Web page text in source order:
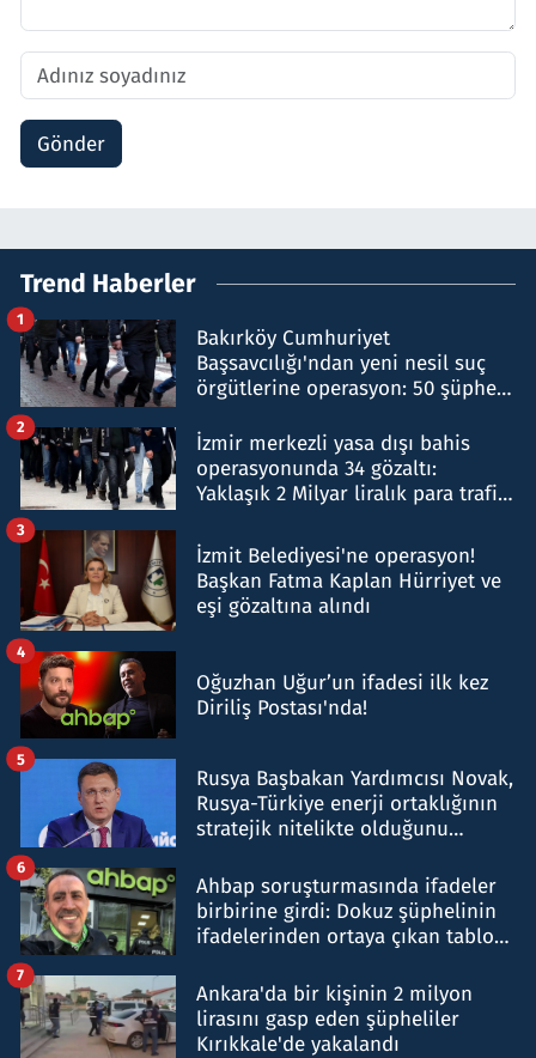
Gönder
Trend Haberler
Bakırköy Cumhuriyet
Başsavcılığı'ndan yeni nesil suç
örgütlerine operasyon: 50 şüpheli
1
İzmir merkezli yasa dışı bahis
operasyonunda 34 gözaltı:
Yaklaşık 2 Milyar liralık para trafiği
2
İzmit Belediyesi'ne operasyon!
Başkan Fatma Kaplan Hürriyet ve
eşi gözaltına alındı
3
Oğuzhan Uğur’un ifadesi ilk kez
Diriliş Postası'nda!
4
Rusya Başbakan Yardımcısı Novak,
Rusya-Türkiye enerji ortaklığının
stratejik nitelikte olduğunu
5
Ahbap soruşturmasında ifadeler
birbirine girdi: Dokuz şüphelinin
ifadelerinden ortaya çıkan tablo
6
Ankara'da bir kişinin 2 milyon
lirasını gasp eden şüpheliler
Kırıkkale'de yakalandı
7